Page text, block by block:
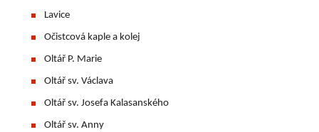
Lavice
Očistcová kaple a kolej
Oltář P. Marie
Oltář sv. Václava
Oltář sv. Josefa Kalasanského
Oltář sv. Anny